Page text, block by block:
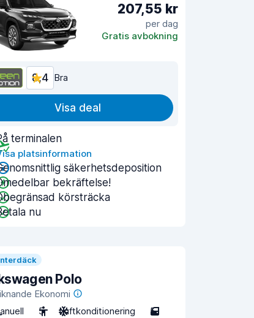
207,55 kr
per dag
Gratis avbokning
8,4 Bra
Visa deal
terminalen
platsinformation
säkerhetsdeposition
bekräftelse!
körsträcka
nu
Polo
Ekonomi
5 Luftkonditionering 5